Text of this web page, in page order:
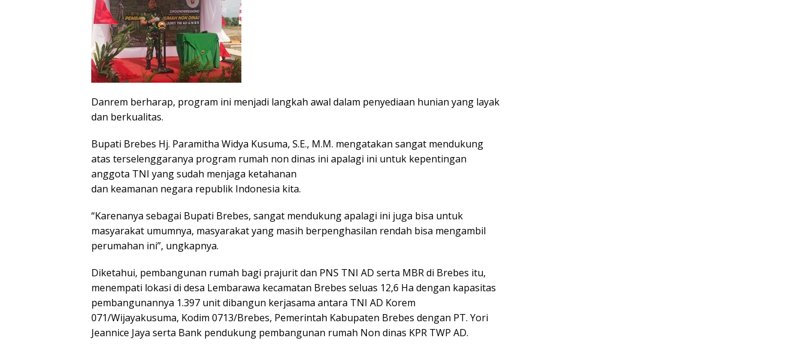
Danrem berharap, program ini menjadi langkah awal dalam penyediaan hunian yang layak
dan berkualitas.
Bupati Brebes Hj. Paramitha Widya Kusuma, S.E., M.M. mengatakan sangat mendukung
atas terselenggaranya program rumah non dinas ini apalagi ini untuk kepentingan
anggota TNI yang sudah menjaga ketahanan
dan keamanan negara republik Indonesia kita.
“Karenanya sebagai Bupati Brebes, sangat mendukung apalagi ini juga bisa untuk
masyarakat umumnya, masyarakat yang masih berpenghasilan rendah bisa mengambil
perumahan ini”, ungkapnya.
Diketahui, pembangunan rumah bagi prajurit dan PNS TNI AD serta MBR di Brebes itu,
menempati lokasi di desa Lembarawa kecamatan Brebes seluas 12,6 Ha dengan kapasitas
pembangunannya 1.397 unit dibangun kerjasama antara TNI AD Korem
071/Wijayakusuma, Kodim 0713/Brebes, Pemerintah Kabupaten Brebes dengan PT. Yori
Jeannice Jaya serta Bank pendukung pembangunan rumah Non dinas KPR TWP AD.